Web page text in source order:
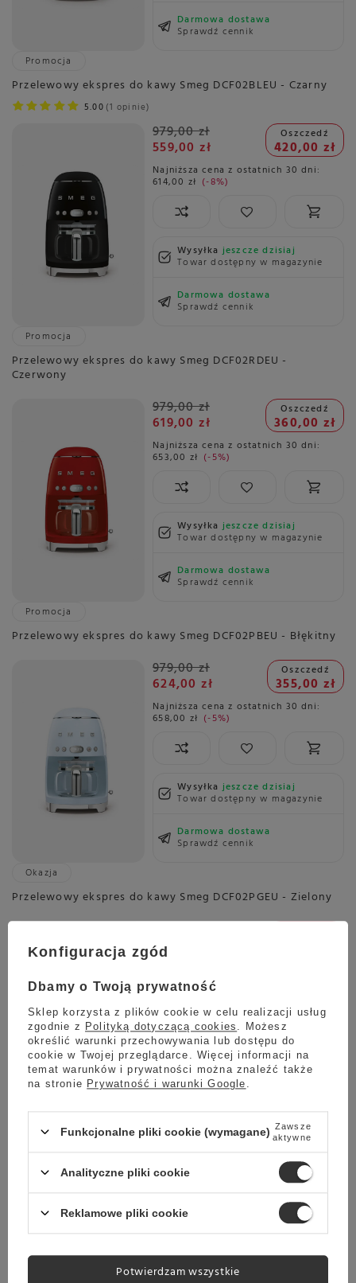
Darmowa dostawa
Sprawdź cennik
Promocja
Przelewowy ekspres do kawy Smeg DCF02BLEU - Czarny
5.00 1 opinie
979,00 zł
559,00 zł
Oszczedź
420,00 zł
Najniższa cena z ostatnich 30 dni:
614,00 zł -8%
Wysyłkajeszcze dzisiaj
Towar dostępny w magazynie
Darmowa dostawa
Sprawdź cennik
Promocja
Przelewowy ekspres do kawy Smeg DCF02RDEU -
Czerwony
979,00 zł
619,00 zł
Oszczedź
360,00 zł
Najniższa cena z ostatnich 30 dni:
653,00 zł -5%
Wysyłkajeszcze dzisiaj
Towar dostępny w magazynie
Darmowa dostawa
Sprawdź cennik
Promocja
Przelewowy ekspres do kawy Smeg DCF02PBEU - Błękitny
979,00 zł
624,00 zł
Oszczedź
355,00 zł
Najniższa cena z ostatnich 30 dni:
658,00 zł -5%
Wysyłkajeszcze dzisiaj
Towar dostępny w magazynie
Darmowa dostawa
Sprawdź cennik
Okazja
Przelewowy ekspres do kawy Smeg DCF02PGEU - Zielony
648,00 zł
645,00 zł +1%
Wysyłkajeszcze dzisiaj
Towar dostępny w magazynie
Darmowa dostawa
Promocja
Przelewowy ekspres do kawy Smeg DCF02PKEU - Różowy
624,00 zł 355,00 zł
Najniższa cena z ostatnich 30 dni:
Konfiguracja zgód
Dbamy o Twoją prywatność
Sklep korzysta z plików cookie w celu realizacji usług
zgodnie z Polityką dotyczącą cookies
. Możesz
określić warunki przechowywania lub dostępu do
cookie w Twojej przeglądarce. Więcej informacji na
temat warunków i prywatności można znaleźć także
na stronie Prywatność i warunki Google
Funkcjonalne pliki cookie (wymagane) Zawsze
aktywne
Analityczne pliki cookie
Reklamowe pliki cookie
Potwierdzam wszystkie